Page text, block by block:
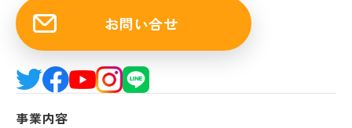
お問い合せ
事業内容